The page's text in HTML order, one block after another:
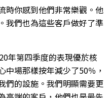
時你感到他們非常樂觀。他
我們也為這些客戶做好了準
年第四季度的表現優於核
中場那樣按年減少了50％，
們的設施。我們明顯需要更